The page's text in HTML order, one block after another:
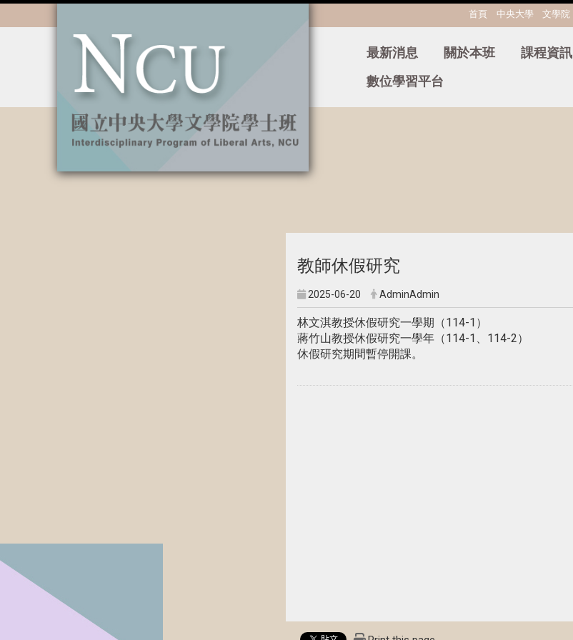
首頁 中央大學 文學院
最新消息 關於本班 課程資訊
數位學習平台
教師休假研究
2025-06-20 AdminAdmin
林文淇教授休假研究一學期（114-1）
蔣竹山教授休假研究一學年（114-1、114-2）
休假研究期間暫停開課。